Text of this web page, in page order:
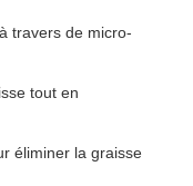
travers de micro-
tout en
éliminer la graisse